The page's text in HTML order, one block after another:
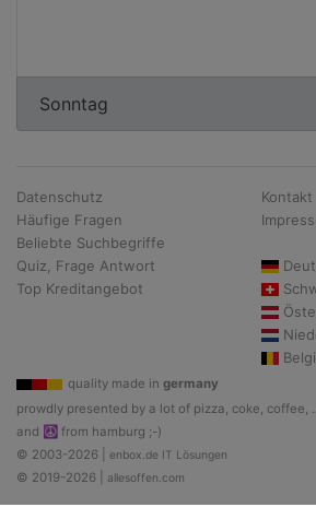
Sonntag
Datenschutz
Häufige Fragen
Beliebte Suchbegriffe
Quiz, Frage Antwort
Top Kreditangebot
Kontakt
quality made in germany
prowdly presented by a lot of pizza, coke, coffee,
and ☮ from hamburg ;-)
© 2003-2026 | enbox.de IT Lösungen
© 2019-2026 | allesoffen.com